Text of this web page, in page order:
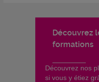
Découvrez
formations
​Découvrez nos
si vous y étiez